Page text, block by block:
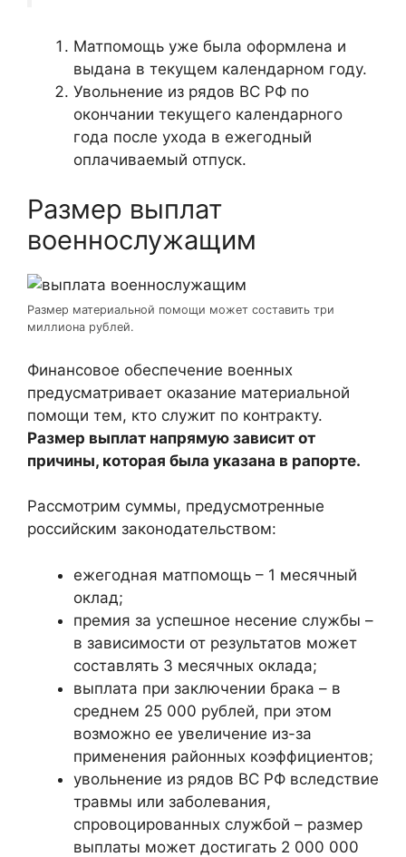
Матпомощь уже была оформлена и
выдана в текущем календарном году.
Увольнение из рядов ВС РФ по
окончании текущего календарного
года после ухода в ежегодный
оплачиваемый отпуск.
Размер выплат
военнослужащим
Размер материальной помощи может составить три
миллиона рублей.
Финансовое обеспечение военных
предусматривает оказание материальной
помощи тем, кто служит по контракту.
Размер выплат напрямую зависит от
причины, которая была указана в рапорте.
Рассмотрим суммы, предусмотренные
российским законодательством:
ежегодная матпомощь – 1 месячный
оклад;
премия за успешное несение службы –
в зависимости от результатов может
составлять 3 месячных оклада;
выплата при заключении брака – в
среднем 25 000 рублей, при этом
возможно ее увеличение из-за
применения районных коэффициентов;
увольнение из рядов ВС РФ вследствие
травмы или заболевания,
спровоцированных службой – размер
выплаты может достигать 2 000 000